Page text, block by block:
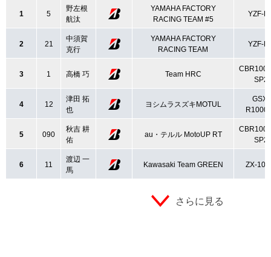
1 5
野左根
航汰
YAMAHA FACTORY
RACING TEAM #5
YZF-
2 21
中須賀
克行
YAMAHA FACTORY
RACING TEAM
YZF-
3 1 高橋 巧 Team HRC
SP2
4 12
津田 拓
也
ヨシムラスズキMOTUL
GSX-
5 090
秋吉 耕
佑
au・テルル MotoUP RT
SP2
6 11
渡辺 一
馬
Kawasaki Team GREEN ZX-
さらに見る